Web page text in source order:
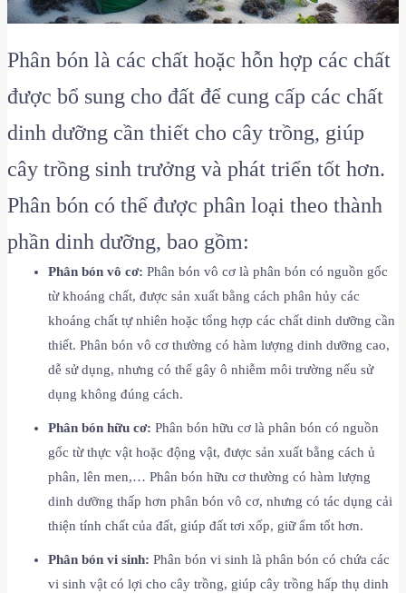
Phân bón là các chất hoặc hỗn hợp các chất
được bổ sung cho đất để cung cấp các chất
dinh dưỡng cần thiết cho cây trồng, giúp
cây trồng sinh trưởng và phát triển tốt hơn.
Phân bón có thể được phân loại theo thành
phần dinh dưỡng, bao gồm:
Phân bón vô cơ: Phân bón vô cơ là phân bón có nguồn gốc
từ khoáng chất, được sản xuất bằng cách phân hủy các
khoáng chất tự nhiên hoặc tổng hợp các chất dinh dưỡng cần
thiết. Phân bón vô cơ thường có hàm lượng dinh dưỡng cao,
dễ sử dụng, nhưng có thể gây ô nhiễm môi trường nếu sử
dụng không đúng cách.
Phân bón hữu cơ: Phân bón hữu cơ là phân bón có nguồn
gốc từ thực vật hoặc động vật, được sản xuất bằng cách ủ
phân, lên men,… Phân bón hữu cơ thường có hàm lượng
dinh dưỡng thấp hơn phân bón vô cơ, nhưng có tác dụng cải
thiện tính chất của đất, giúp đất tơi xốp, giữ ẩm tốt hơn.
Phân bón vi sinh: Phân bón vi sinh là phân bón có chứa các
vi sinh vật có lợi cho cây trồng, giúp cây trồng hấp thụ dinh